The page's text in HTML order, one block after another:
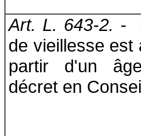
Art. L. 643-2. -
de vieillesse est
partir d'un
décret en